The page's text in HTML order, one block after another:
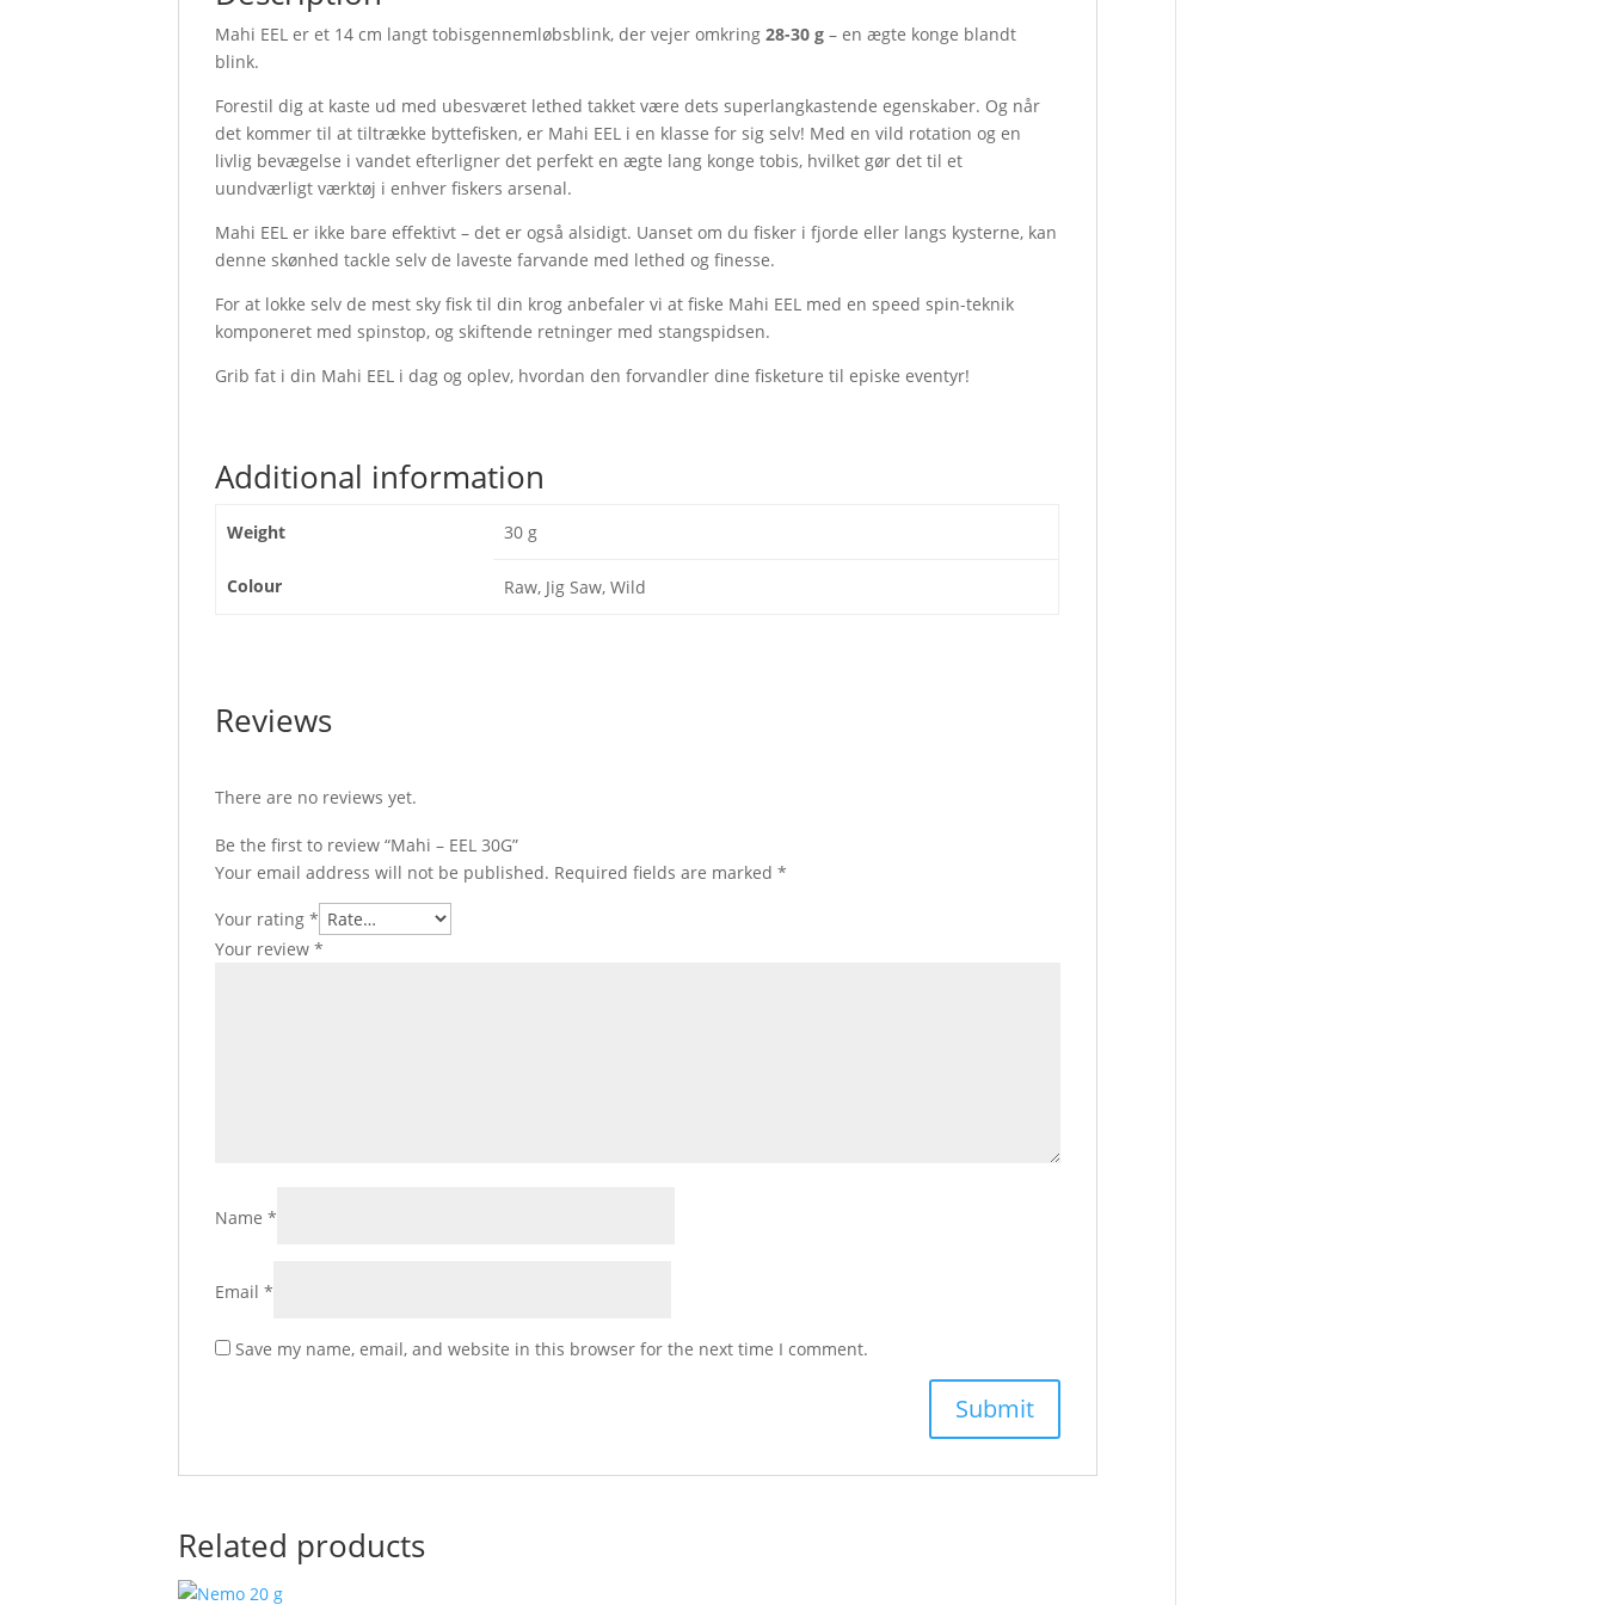
Mahi EEL er et 14 cm langt tobisgennemløbsblink, der vejer omkring28-30 g – en ægte konge blandt
blink.
Forestil dig at kaste ud med ubesværet lethed takket være dets superlangkastende egenskaber. Og når
det kommer til at tiltrække byttefisken, er Mahi EEL i en klasse for sig selv! Med en vild rotation og en
livlig bevægelse i vandet efterligner det perfekt en ægte lang konge tobis, hvilket gør det til et
uundværligt værktøj i enhver fiskers arsenal.
Mahi EEL er ikke bare effektivt – det er også alsidigt. Uanset om du fisker i fjorde eller langs kysterne, kan
denne skønhed tackle selv de laveste farvande med lethed og finesse.
For at lokke selv de mest sky fisk til din krog anbefaler vi at fiske Mahi EEL med en speed spin-teknik
komponeret med spinstop, og skiftende retninger med stangspidsen.
Grib fat i din Mahi EEL i dag og oplev, hvordan den forvandler dine fisketure til episke eventyr!
Additional information
Weight 30 g
Colour Raw, Jig Saw, Wild
Reviews
There are no reviews yet.
Be the first to review “Mahi – EEL 30G”
Your email address will not be published. Required fields are marked*
Your rating*
Your review*
Name*
Email*
Save my name, email, and website in this browser for the next time I comment.
Related products